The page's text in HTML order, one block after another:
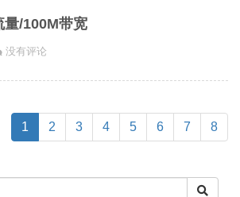
量/100M带宽
没有评论
1 (current)
2 3 4 5 6 7 8